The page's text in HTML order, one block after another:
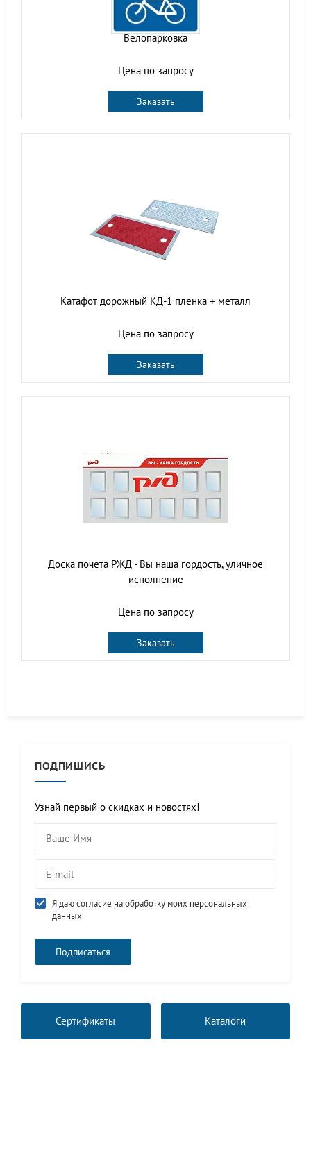
ПОДПИШИСЬ
Узнай первый о скидках и новостях!
Я даю согласие на обработку моих персональных
данных
Сертификаты Каталоги
Велопарковка
Цена по запросу
Заказать
Катафот дорожный КД-1 пленка + металл
Цена по запросу
Заказать
Доска почета РЖД - Вы наша гордость, уличное
исполнение
Цена по запросу
Заказать